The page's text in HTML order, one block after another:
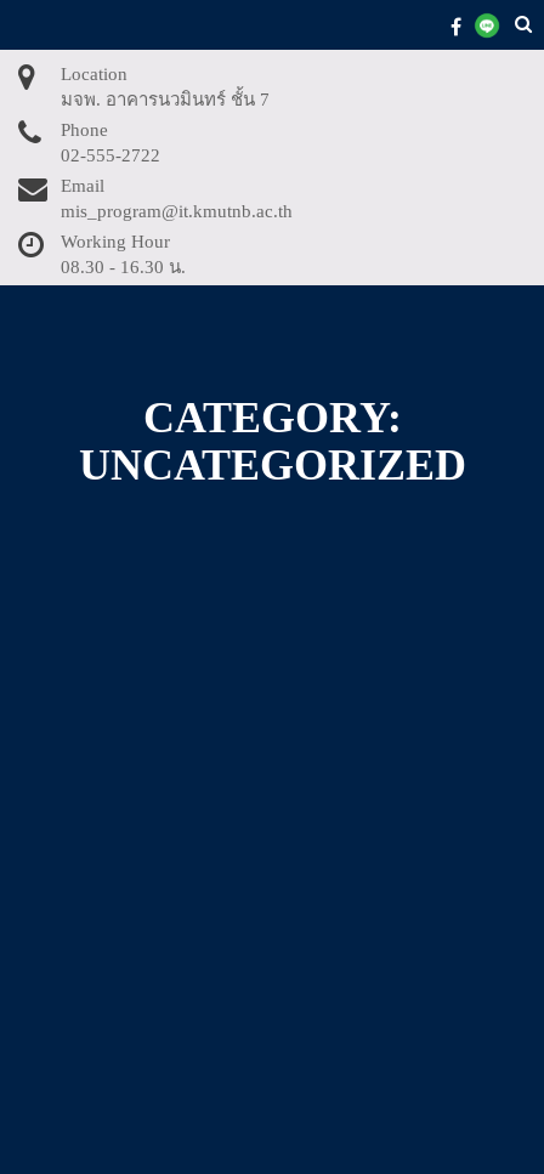
contentLocation
มจพ. อาคารนวมินทร์ ชั้น 7
Phone
02-555-2722
Email
mis_program@it.kmutnb.ac.th
Working Hour
08.30 - 16.30 น.
CATEGORY:
UNCATEGORIZED